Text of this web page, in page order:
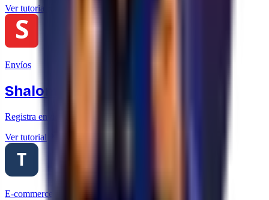
Ver tutorial
Envíos
Shalom
Registra envíos automáticamente con Shalom Pro
Ver tutorial
E-commerce